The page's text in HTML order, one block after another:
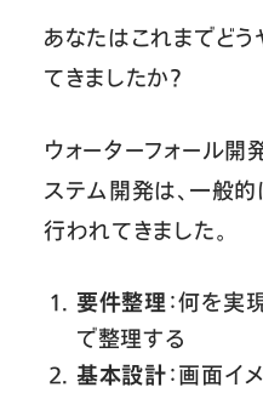
あなたはこれまでど
てきましたか？
ウォーターフォール
ステム開発は、一般
行われてきました。
要件整理：何を実
で整理する
基本設計：画面イ